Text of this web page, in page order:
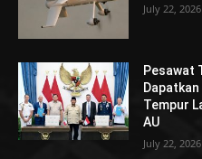
July 22, 2026
Pesawat
Tempur
AU
July 22, 2026